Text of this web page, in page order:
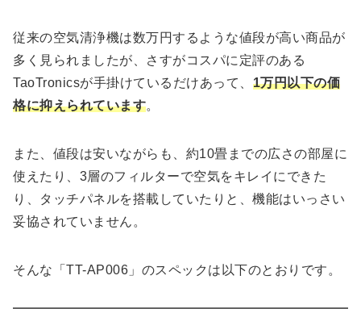
従来の空気清浄機は数万円するような値段が高い商品が
多く見られましたが、さすがコスパに定評のある
TaoTronicsが手掛けているだけあって、 1万円以下の価
格に抑えられています。
また、値段は安いながらも、約10畳までの広さの部屋に
使えたり、3層のフィルターで空気をキレイにできた
り、タッチパネルを搭載していたりと、機能はいっさい
妥協されていません。
そんな「TT-AP006」のスペックは以下のとおりです。